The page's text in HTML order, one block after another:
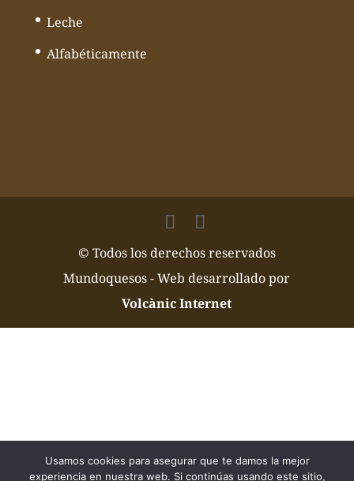
Leche
Alfabéticamente
© Todos los derechos reservados
Mundoquesos - Web desarrollado por
Volcànic Internet
Usamos cookies para asegurar que te damos la mejor
experiencia en nuestra web. Si continúas usando este sitio,